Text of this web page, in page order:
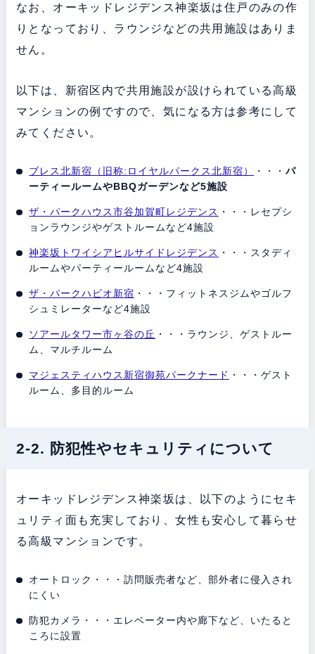
なお、オーキッドレジデンス神楽坂は住戸のみの作
りとなっており、ラウンジなどの共用施設はありま
せん。
以下は、新宿区内で共用施設が設けられている高級
マンションの例ですので、気になる方は参考にして
みてください。
ブレス北新宿（旧称:ロイヤルパークス北新宿） ・・・パ
ーティールームやBBQガーデンなど5施設
ザ・パークハウス市谷加賀町レジデンス ・・・レセプシ
ョンラウンジやゲストルームなど4施設
神楽坂トワイシアヒルサイドレジデンス ・・・スタディ
ルームやパーティールームなど4施設
ザ・パークハビオ新宿 ・・・フィットネスジムやゴルフ
シュミレーターなど4施設
ソアールタワー市ヶ谷の丘 ・・・ラウンジ、ゲストルー
ム、マルチルーム
マジェスティハウス新宿御苑パークナード ・・・ゲスト
ルーム、多目的ルーム
2-2. 防犯性やセキュリティについて
オーキッドレジデンス神楽坂は、以下のようにセキ
ュリティ面も充実しており、女性も安心して暮らせ
る高級マンションです。
オートロック・・・訪問販売者など、部外者に侵入され
にくい
防犯カメラ・・・エレベーター内や廊下など、いたると
ころに設置